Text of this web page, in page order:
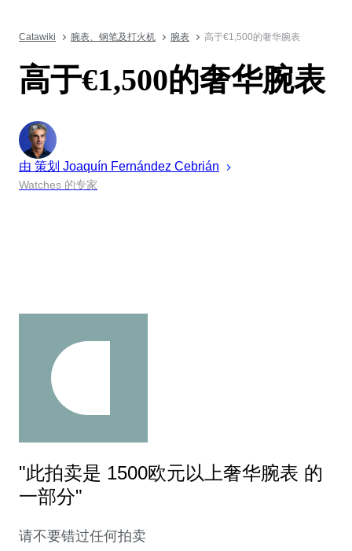
Catawiki 腕表、钢笔及打火机 腕表 高于€1,500的奢华腕表
高于€1,500的奢华腕表
由 策划 Joaquín Fernández Cebrián
Watches 的专家
"此拍卖是 1500欧元以上奢华腕表 的
一部分"
请不要错过任何拍卖